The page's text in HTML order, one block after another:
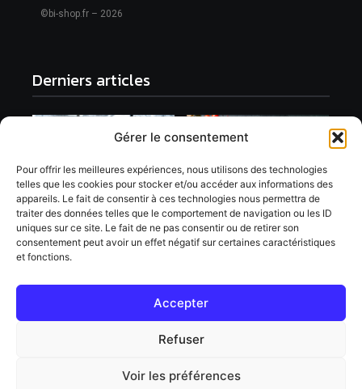
Gérer le consentement
Pour offrir les meilleures expériences, nous utilisons des technologies
telles que les cookies pour stocker et/ou accéder aux informations des
appareils. Le fait de consentir à ces technologies nous permettra de
traiter des données telles que le comportement de navigation ou les ID
uniques sur ce site. Le fait de ne pas consentir ou de retirer son
consentement peut avoir un effet négatif sur certaines caractéristiques
et fonctions.
Accepter
Refuser
Voir les préférences
©bi-shop.fr – 2026
Derniers articles
Externalisation du SAV :
Comment faire pour
que ça réussisse ?
2 octobre 2022
Franchise de
distributeur de pizza :
Comment devenir
franchisé ?
services propose cette